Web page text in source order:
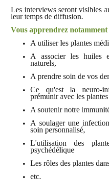
Les interviews seront visibles
leur temps de diffusion.
Vous apprendrez notamment
A utiliser les plantes
A associer les huiles
naturels,
A prendre soin de vos
Ce qu'est la neuro-
prémunir avec les
Asoutenir notre
A soulager une
soin personnalisé,
L'utilisation des
psychédélique
Les rôles des plantes
etc.